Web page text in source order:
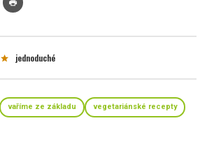
print
star jednoduché
vaříme ze základu vegetariánské recepty